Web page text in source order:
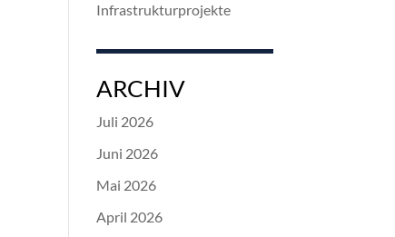
Infrastrukturprojekte
ARCHIV
Juli 2026
Juni 2026
Mai 2026
April 2026